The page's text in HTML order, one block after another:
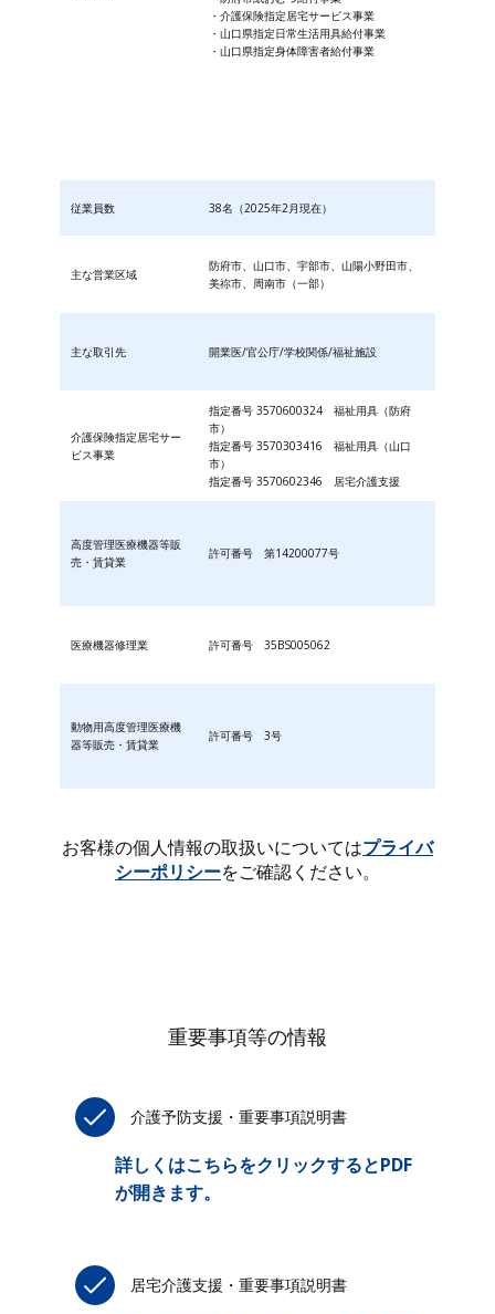
・​介護保険指定居宅サービス事業
・山口県指定日常生活用具給付事業
・山口県指定身体障害者給付事業
従業員数 38名（2025年2月現在）
主な営業区域
防府市、山口市、宇部市、山陽小野田市、
美祢市、周南市（一部）
主な取引先 開業医/官公庁/学校関係/福祉施設
介護保険指定居宅サー
ビス事業
指定番号 3570600324 福祉用具（防府
市）
指定番号 3570303416 福祉用具（山口
市）
指定番号 3570602346 居宅介護支援
高度管理医療機器等販
売・賃貸業
許可番号 第14200077号
医療機器修理業 許可番号 35BS005062
動物用高度管理医療機
器等販売・賃貸業
許可番号 3号
お客様の個人情報の取扱いについてはプライバ
シーポリシーをご確認ください。
重要事項等の情報
介護予防支援・重要事項説明書
詳しくはこちらをクリックするとPDF
が開きます。
居宅介護支援・重要事項説明書